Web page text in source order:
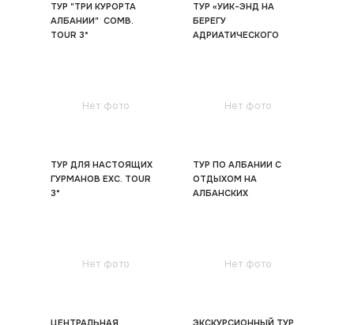
ТУР "ТРИ КУРОРТА
АЛБАНИИ" COMB.
TOUR 3*
ТУР «УИК-ЭНД НА
БЕРЕГУ
АДРИАТИЧЕСКОГО
Нет фото
ТУР ДЛЯ НАСТОЯЩИХ
ГУРМАНОВ EXC. TOUR
3*
Нет фото
ТУР ПО АЛБАНИИ С
ОТДЫХОМ НА
АЛБАНСКИХ
Нет фото
ЦЕНТРАЛЬНАЯ
Нет фото
ЭКСКУРСИОННЫЙ ТУР